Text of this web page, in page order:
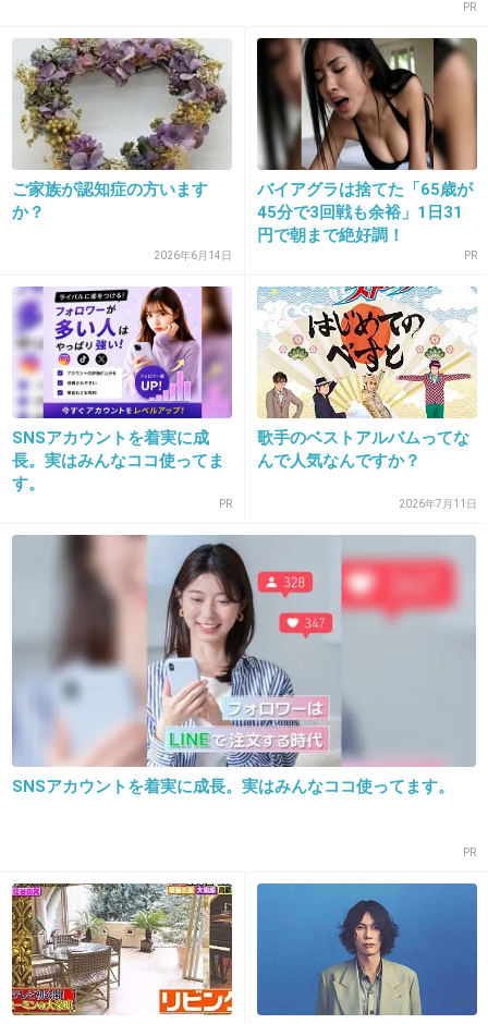
18. 匿名2018/10/17(水) 09:10:05
卒業写真、 好きだよ
良い歌が多いから、やっぱり天才だと思う
でもアルバム通しては聴かない
+25
19. 匿名 2018/10/17(水) 09:11:22
昔好きだった、ちょっと前まで嫌いだった、今はまたたま
に聞いてる。その時の自分の状況で好きだったり嫌いだっ
たりする不思議なアーティスト。
翳りゆく部屋が１番好き
幻のＰＶみた人いますか？
+33
薬師丸ひろ子のwomanがめっちゃ好き！
天才だと思う！
+34
PR
ご家族が認知症の方います
か？
2026年6月14日
バイアグラは捨てた「65歳が
45分で3回戦も余裕」1日31
円で朝まで絶好調！
PR
SNSアカウントを着実に成
長。実はみんなココ使ってま
す。
PR
歌手のベストアルバムってな
んで人気なんですか？
2026年7月11日
SNSアカウントを着実に成長。実はみんなココ使ってます。
PR